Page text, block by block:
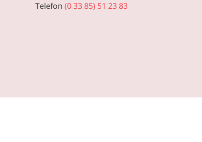
Telefon (0 33 85) 51 23 83